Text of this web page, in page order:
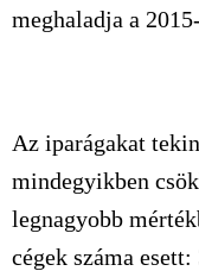
meghaladja a
Az iparágakat
mindegyikben
legnagyobb
cégek száma